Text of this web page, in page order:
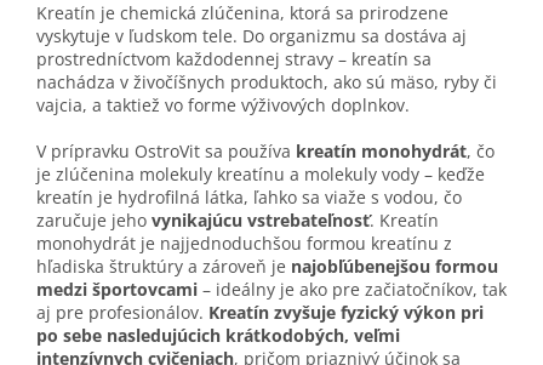
Kreatín je chemická zlúčenina, ktorá sa prirodzene
vyskytuje v ľudskom tele. Do organizmu sa dostáva aj
prostredníctvom každodennej stravy – kreatín sa
nachádza v živočíšnych produktoch, ako sú mäso, ryby či
vajcia, a taktiež vo forme výživových doplnkov.
V prípravku OstroVit sa používa kreatín monohydrát, čo
je zlúčenina molekuly kreatínu a molekuly vody – keďže
kreatín je hydrofilná látka, ľahko sa viaže s vodou, čo
zaručuje jeho vynikajúcu vstrebateľnosť. Kreatín
monohydrát je najjednoduchšou formou kreatínu z
hľadiska štruktúry a zároveň je najobľúbenejšou formou
medzi športovcami – ideálny je ako pre začiatočníkov, tak
aj pre profesionálov. Kreatín zvyšuje fyzický výkon pri
po sebe nasledujúcich krátkodobých, veľmi
intenzívnych cvičeniach, pričom priaznivý účinok sa